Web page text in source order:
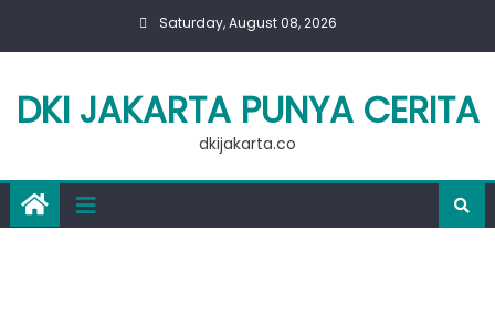
Saturday, August 08, 2026
DKI JAKARTA PUNYA CERITA
dkijakarta.co